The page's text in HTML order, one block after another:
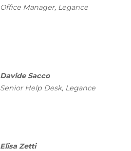
Office Manager, Legance
Davide Sacco
Senior Help Desk, Legance
Elisa Zetti